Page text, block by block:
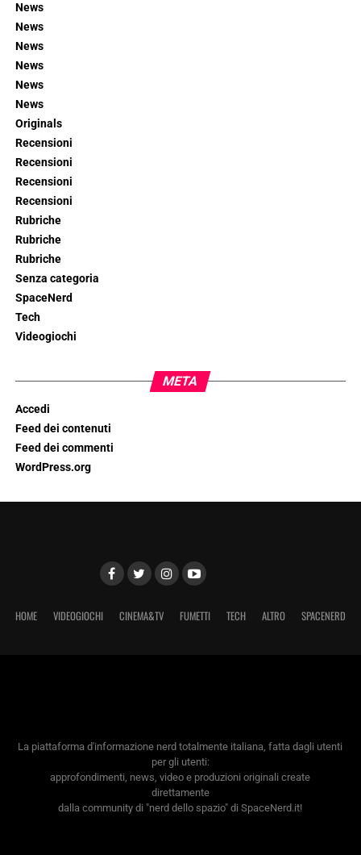
News
News
News
News
News
News
Originals
Recensioni
Recensioni
Recensioni
Recensioni
Rubriche
Rubriche
Rubriche
Senza categoria
SpaceNerd
Tech
Videogiochi
META
Accedi
Feed dei contenuti
Feed dei commenti
WordPress.org
HOME VIDEOGIOCHI CINEMA&TV FUMETTI TECH ALTRO SPACENERD
La piattaforma d'informazione nerd totalmente italiana, fatta dagli utenti
per gli utenti:
approfondimenti, news, video e produzioni originali create
direttamente
dalla community di "nerd dello spazio" di SpaceNerd.it!